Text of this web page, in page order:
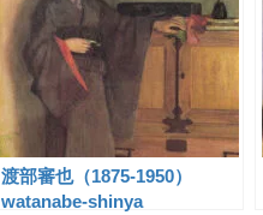
渡部審也（1875-1950）
watanabe-shinya